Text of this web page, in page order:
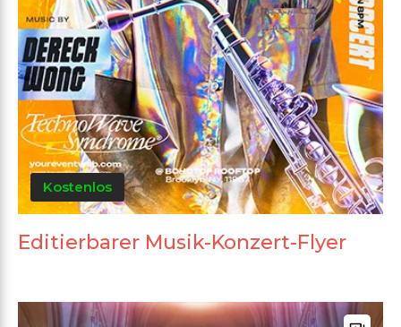
Kostenlos
Editierbarer Musik-Konzert-Flyer